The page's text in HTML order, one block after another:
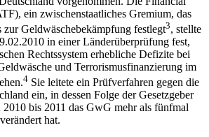
ein zwischenstaatliches Gremium, das
zur Geldwäschebekämpfung festlegt3, stellte
in einer Länderüberprüfung fest,
Rechtssystem erhebliche Defizite bei
und Terrorismusfinanzierung im
4 Sie leitete ein Prüfverfahren gegen die
ein, in dessen Folge der Gesetzgeber
bis 2011 das GwG mehr als fünfmal
hat.